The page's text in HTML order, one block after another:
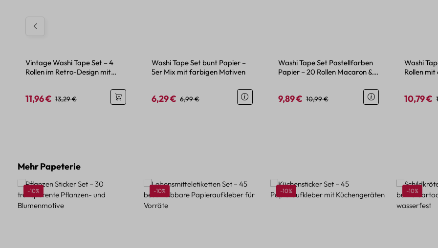
Vintage Washi Tape Set – 4
Rollen im Retro-Design mit
Verkaufspreis:
11,96 € Regulärer Preis:
13,29 €
Washi Tape Set bunt Papier –
5er Mix mit farbigen Motiven
Verkaufspreis:
6,29 € Regulärer Preis:
6,99 €
Washi Tape Set Pastellfarben
Papier – 20 Rollen Macaron &
Verkaufspreis:
9,89 € Regulärer Preis:
10,99 €
Washi
Rollen
10,79 €
Produktgalerie überspringen
Mehr Papeterie
Rabatt
-10% Rabatt
-10% Rabatt
-10% Rabatt
-10%